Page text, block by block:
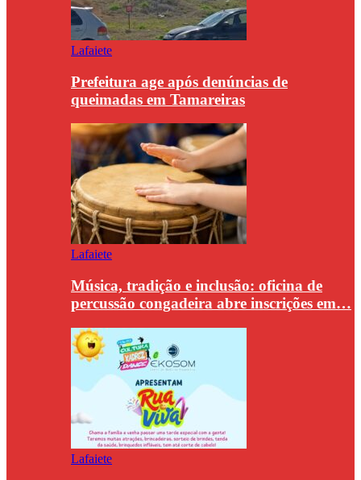
Lafaiete
Prefeitura age após denúncias de
queimadas em Tamareiras
Lafaiete
Música, tradição e inclusão: oficina de
percussão congadeira abre inscrições em…
Lafaiete